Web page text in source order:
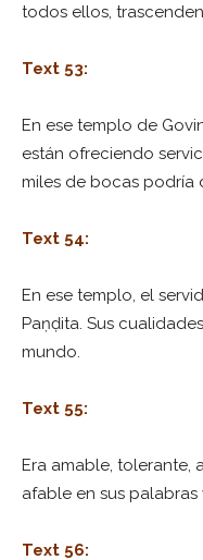
todos ellos,
Text 53:
En ese templo de
están ofreciendo
miles de bocas podría
Text 54:
En ese templo, el
Paṇḍita. Sus
mundo.
Text 55:
Era amable, tolerante,
afable en sus
Text 56: